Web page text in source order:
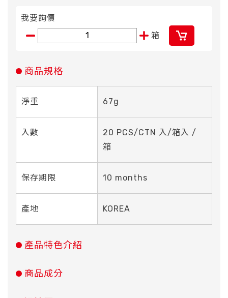
我要詢價
箱
商品規格
淨重 67g
入數
20 PCS/CTN 入/箱入 /
箱
保存期限 10 months
產地 KOREA
產品特色介紹
商品成分